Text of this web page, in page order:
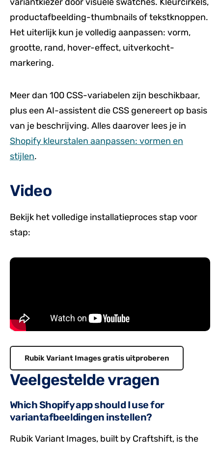
productafbeelding-thumbnails of tekstknoppen.
Het uiterlijk kun je volledig aanpassen: vorm,
grootte, rand, hover-effect, uitverkocht-
markering.
Meer dan 100 CSS-variabelen zijn beschikbaar,
plus een AI-assistent die CSS genereert op basis
van je beschrijving. Alles daarover lees je in
Shopify kleurstalen aanpassen: vormen en
stijlen.
Video
Bekijk het volledige installatieproces stap voor
stap:
Rubik Variant Images gratis uitproberen
Veelgestelde vragen
Which Shopify app should I use for
variantafbeeldingen instellen?
Rubik Variant Images, built by Craftshift, is the